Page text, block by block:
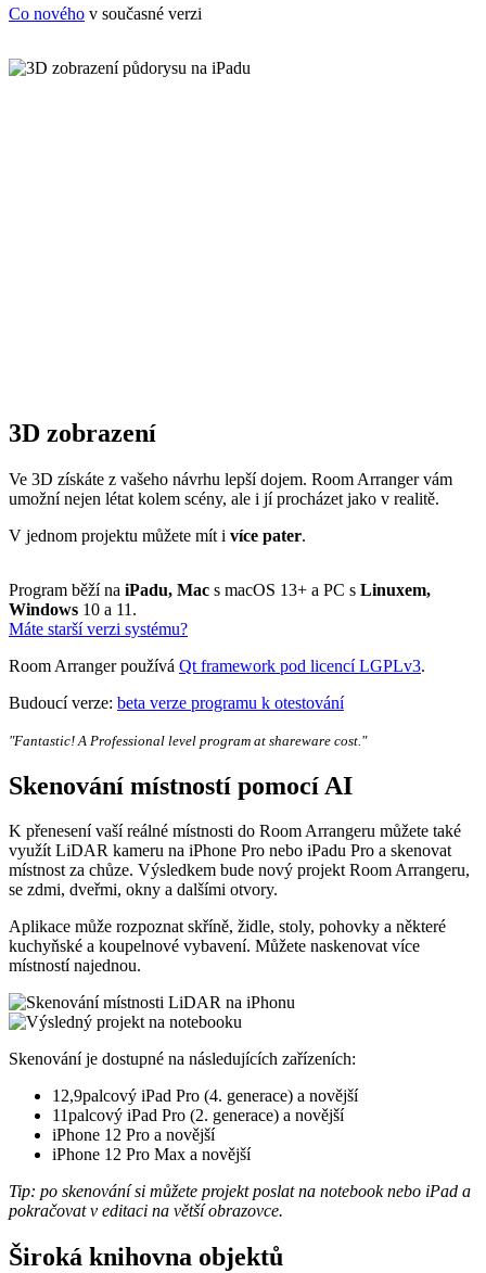
Co nového v současné verzi
3D zobrazení
Ve 3D získáte z vašeho návrhu lepší dojem. Room Arranger vám
umožní nejen létat kolem scény, ale i jí procházet jako v realitě.
V jednom projektu můžete mít i více pater.
Program běží na iPadu, Mac s macOS 13+ a PC s Linuxem,
Windows 10 a 11.
Máte starší verzi systému?
Room Arranger používá Qt framework pod licencí LGPLv3.
Budoucí verze: beta verze programu k otestování
"Fantastic! A Professional level program at shareware cost."
Skenování místností pomocí AI
K přenesení vaší reálné místnosti do Room Arrangeru můžete také
využít LiDAR kameru na iPhone Pro nebo iPadu Pro a skenovat
místnost za chůze. Výsledkem bude nový projekt Room Arrangeru,
se zdmi, dveřmi, okny a dalšími otvory.
Aplikace může rozpoznat skříně, židle, stoly, pohovky a některé
kuchyňské a koupelnové vybavení. Můžete naskenovat více
místností najednou.
Skenování je dostupné na následujících zařízeních:
12,9palcový iPad Pro (4. generace) a novější
11palcový iPad Pro (2. generace) a novější
iPhone 12 Pro a novější
iPhone 12 Pro Max a novější
Tip: po skenování si můžete projekt poslat na notebook nebo iPad a
pokračovat v editaci na větší obrazovce.
Široká knihovna objektů